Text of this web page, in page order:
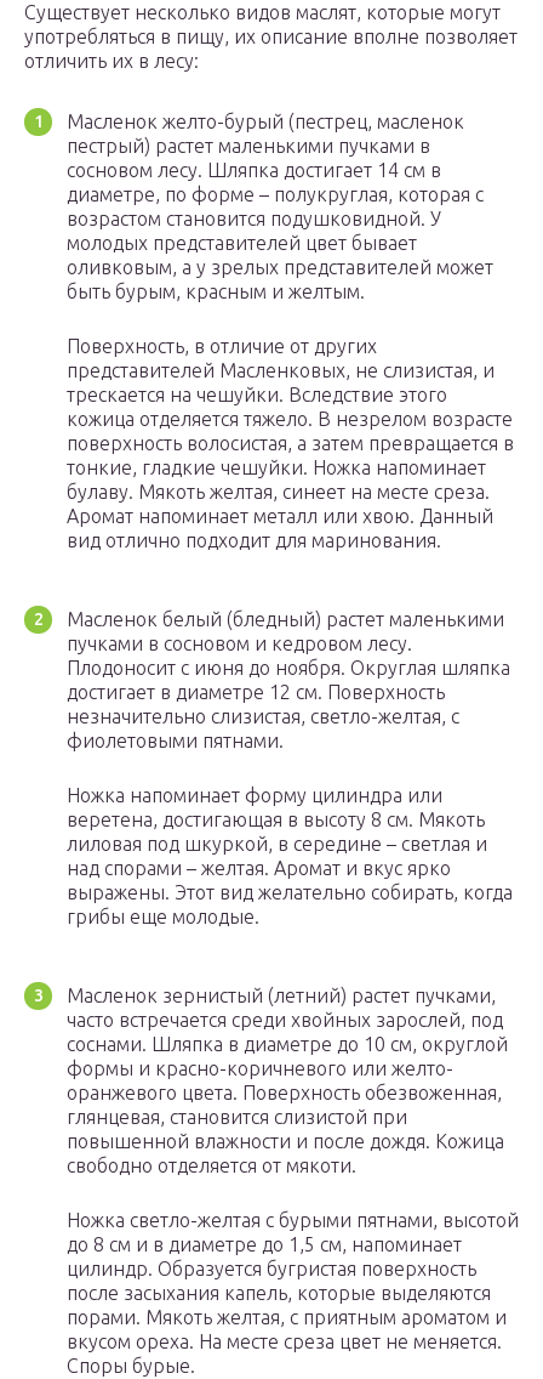
Существует несколько видов маслят, которые могут
употребляться в пищу, их описание вполне позволяет
отличить их в лесу:
Масленок желто-бурый (пестрец, масленок
пестрый) растет маленькими пучками в
сосновом лесу. Шляпка достигает 14 см в
диаметре, по форме – полукруглая, которая с
возрастом становится подушковидной. У
молодых представителей цвет бывает
оливковым, а у зрелых представителей может
быть бурым, красным и желтым.
Поверхность, в отличие от других
представителей Масленковых, не слизистая, и
трескается на чешуйки. Вследствие этого
кожица отделяется тяжело. В незрелом возрасте
поверхность волосистая, а затем превращается в
тонкие, гладкие чешуйки. Ножка напоминает
булаву. Мякоть желтая, синеет на месте среза.
Аромат напоминает металл или хвою. Данный
вид отлично подходит для маринования.
Масленок белый (бледный) растет маленькими
пучками в сосновом и кедровом лесу.
Плодоносит с июня до ноября. Округлая шляпка
достигает в диаметре 12 см. Поверхность
незначительно слизистая, светло-желтая, с
фиолетовыми пятнами.
Ножка напоминает форму цилиндра или
веретена, достигающая в высоту 8 см. Мякоть
лиловая под шкуркой, в середине – светлая и
над спорами – желтая. Аромат и вкус ярко
выражены. Этот вид желательно собирать, когда
грибы еще молодые.
Масленок зернистый (летний) растет пучками,
часто встречается среди хвойных зарослей, под
соснами. Шляпка в диаметре до 10 см, округлой
формы и красно-коричневого или желто-
оранжевого цвета. Поверхность обезвоженная,
глянцевая, становится слизистой при
повышенной влажности и после дождя. Кожица
свободно отделяется от мякоти.
Ножка светло-желтая с бурыми пятнами, высотой
до 8 см и в диаметре до 1,5 см, напоминает
цилиндр. Образуется бугристая поверхность
после засыхания капель, которые выделяются
порами. Мякоть желтая, с приятным ароматом и
вкусом ореха. На месте среза цвет не меняется.
Споры бурые.